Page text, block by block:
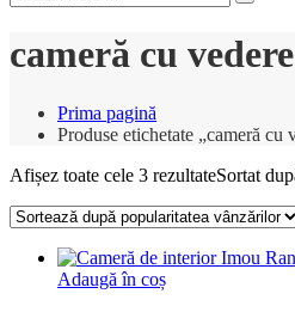
cameră cu
Prima pagină
Produse etichetate „cameră cu
Afișez toate cele 3 rezultateSortat
Adaugă în coș